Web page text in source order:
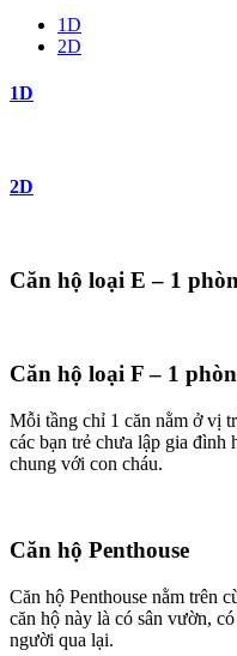
1D
2D
1D
2D
Căn hộ loại E – 1
Căn hộ loại F – 1
Mỗi tầng chỉ 1 căn nằm ở vị
các bạn trẻ chưa lập gia đình
chung với con cháu.
Căn hộ Penthouse
Căn hộ Penthouse nằm trên
căn hộ này là có sân vườn,
người qua lại.